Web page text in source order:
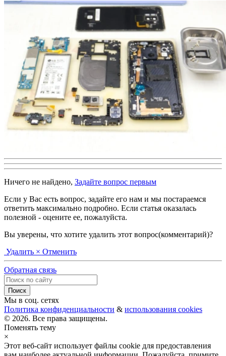
Ничего не найдено, Задайте вопрос первым
Если у Вас есть вопрос, задайте его нам и мы постараемся
ответить максимально подробно. Если статья оказалась
полезной - оцените ее, пожалуйста.
Вы уверены, что хотите удалить этот вопрос(комментарий)?
Удалить × Отменить
Обратная связь
Мы в соц. сетях
Политика конфиденциальности & использования cookies
© 2026. Все права защищены.
Поменять тему
×
Этот веб-сайт использует файлы cookie для предоставления